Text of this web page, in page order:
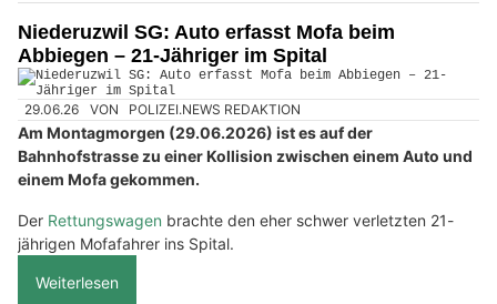
Niederuzwil SG: Auto erfasst Mofa beim
Abbiegen – 21-Jähriger im Spital
29.06.26 VON POLIZEI.NEWS REDAKTION
Am Montagmorgen (29.06.2026) ist es auf der
Bahnhofstrasse zu einer Kollision zwischen einem Auto und
einem Mofa gekommen.
Der Rettungswagen brachte den eher schwer verletzten 21-
jährigen Mofafahrer ins Spital.
Weiterlesen